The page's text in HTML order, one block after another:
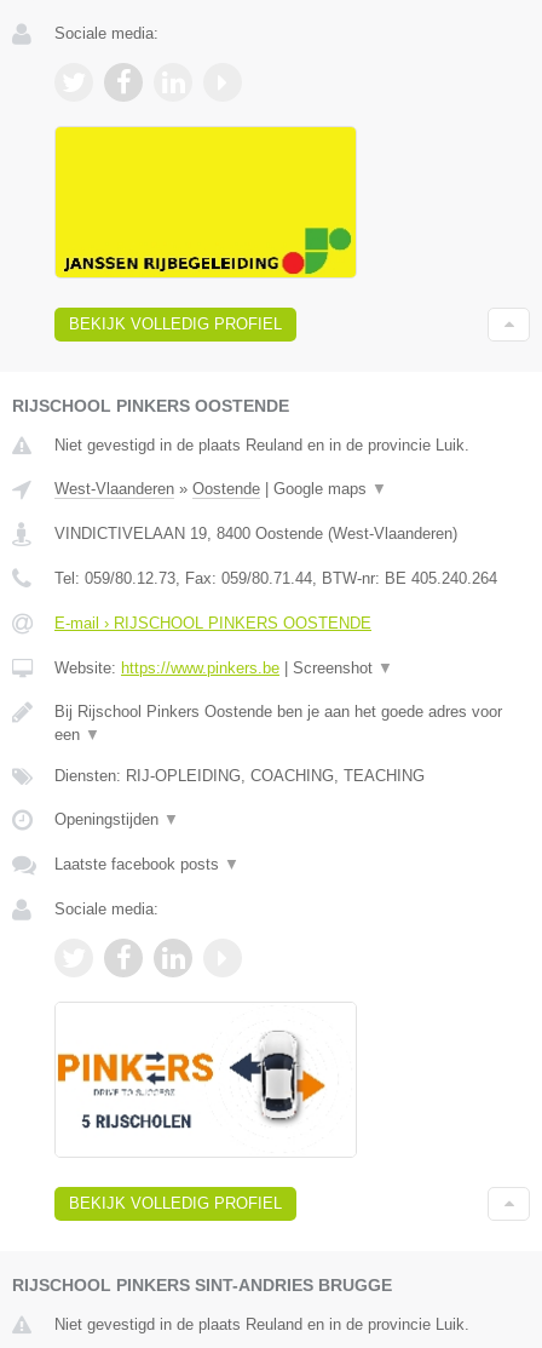
Sociale media:
BEKIJK VOLLEDIG PROFIEL
RIJSCHOOL PINKERS OOSTENDE
Niet gevestigd in de plaats Reuland en in de provincie Luik.
West-Vlaanderen » Oostende Google maps ▼
VINDICTIVELAAN 19, 8400 Oostende (West-Vlaanderen)
Tel: 059/80.12.73, Fax: 059/80.71.44, BTW-nr: BE 405.240.264
E-mail › RIJSCHOOL PINKERS OOSTENDE
Website: https://www.pinkers.be Screenshot ▼
Bij Rijschool Pinkers Oostende ben je aan het goede adres voor
een ▼
Diensten: RIJ-OPLEIDING, COACHING, TEACHING
Openingstijden ▼
Laatste facebook posts ▼
Sociale media:
BEKIJK VOLLEDIG PROFIEL
RIJSCHOOL PINKERS SINT-ANDRIES BRUGGE
Niet gevestigd in de plaats Reuland en in de provincie Luik.